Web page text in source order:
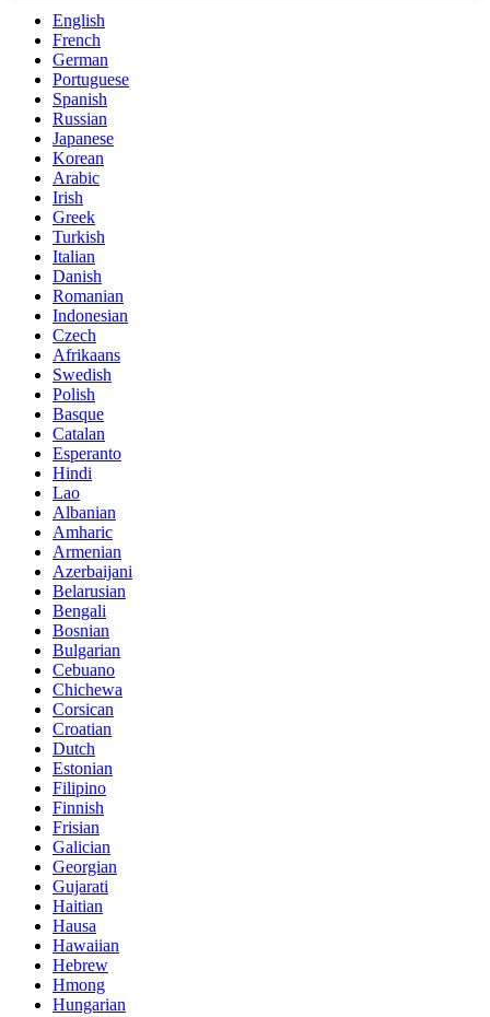
English
French
German
Portuguese
Spanish
Russian
Japanese
Korean
Arabic
Irish
Greek
Turkish
Italian
Danish
Romanian
Indonesian
Czech
Afrikaans
Swedish
Polish
Basque
Catalan
Esperanto
Hindi
Lao
Albanian
Amharic
Armenian
Azerbaijani
Belarusian
Bengali
Bosnian
Bulgarian
Cebuano
Chichewa
Corsican
Croatian
Dutch
Estonian
Filipino
Finnish
Frisian
Galician
Georgian
Gujarati
Haitian
Hausa
Hawaiian
Hebrew
Hmong
Hungarian